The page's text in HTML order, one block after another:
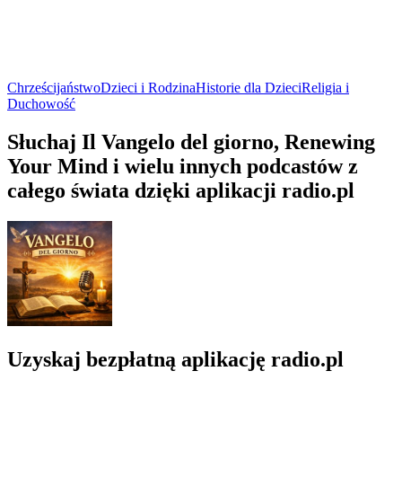
ChrześcijaństwoDzieci i RodzinaHistorie dla DzieciReligia i
Duchowość
Słuchaj Il Vangelo del giorno, Renewing
Your Mind i wielu innych podcastów z
całego świata dzięki aplikacji radio.pl
Uzyskaj bezpłatną aplikację radio.pl